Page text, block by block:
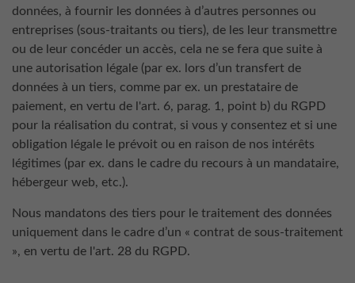
données, à fournir les données à d’autres personnes ou
entreprises (sous-traitants ou tiers), de les leur transmettre
ou de leur concéder un accès, cela ne se fera que suite à
une autorisation légale (par ex. lors d’un transfert de
données à un tiers, comme par ex. un prestataire de
paiement, en vertu de l'art. 6, parag. 1, point b) du RGPD
pour la réalisation du contrat, si vous y consentez et si une
obligation légale le prévoit ou en raison de nos intérêts
légitimes (par ex. dans le cadre du recours à un mandataire,
hébergeur web, etc.).
Nous mandatons des tiers pour le traitement des données
uniquement dans le cadre d’un « contrat de sous-traitement
», en vertu de l'art. 28 du RGPD.